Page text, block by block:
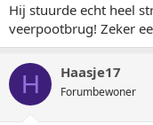
Hij stuurde echt heel
veerpootbrug! Zeker
H Haasje17
Forumbewoner